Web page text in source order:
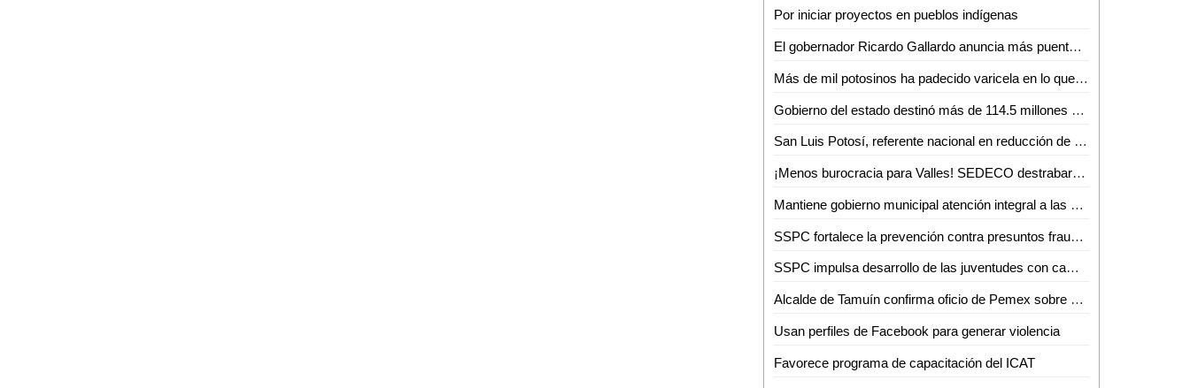
Por iniciar proyectos en pueblos indígenas
El gobernador Ricardo Gallardo anuncia más puentes vehiculares para la zona metropolitana
Más de mil potosinos ha padecido varicela en lo que del año
Gobierno del estado destinó más de 114.5 millones de pesos en créditos durante junio
San Luis Potosí, referente nacional en reducción de violencia
¡Menos burocracia para Valles! SEDECO destrabará trámites para empresarios
Mantiene gobierno municipal atención integral a las personas adultas mayores durante junio
SSPC fortalece la prevención contra presuntos fraudes digitales
SSPC impulsa desarrollo de las juventudes con campamento de verano 2026
Alcalde de Tamuín confirma oficio de Pemex sobre uso de explosivos para actividades petroleras
Usan perfiles de Facebook para generar violencia
Favorece programa de capacitación del ICAT